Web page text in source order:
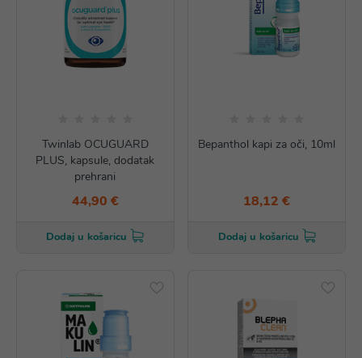
Twinlab OCUGUARD
PLUS, kapsule, dodatak
prehrani
44,90 €
Dodaj u košaricu
Bepanthol kapi za oči, 10ml
18,12 €
Dodaj u košaricu